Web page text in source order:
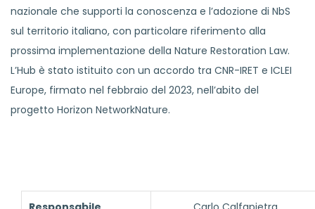
nazionale che supporti la conoscenza e l’adozione di NbS
sul territorio italiano, con particolare riferimento alla
prossima implementazione della Nature Restoration Law.
L’Hub è stato istituito con un accordo tra CNR-IRET e ICLEI
Europe, firmato nel febbraio del 2023, nell’abito del
progetto Horizon NetworkNature.